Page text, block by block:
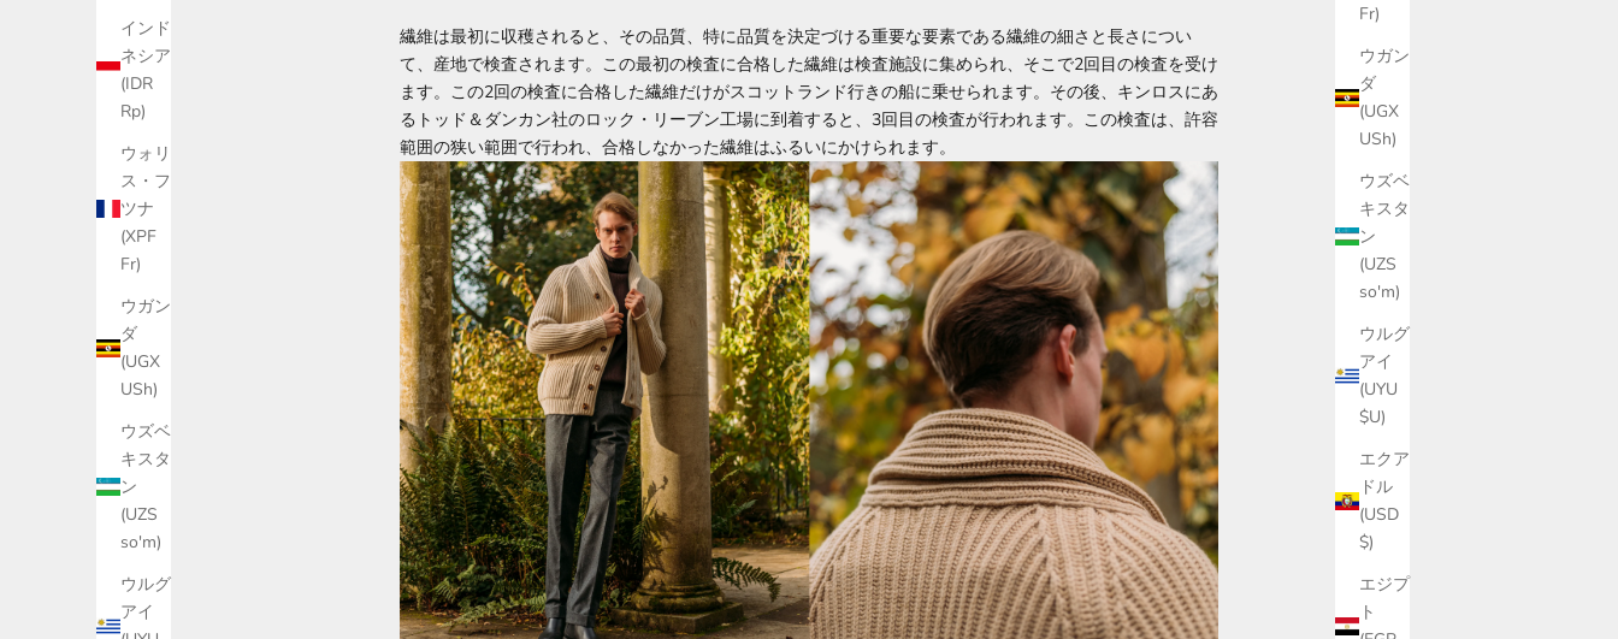
Fr)
ウガン
ダ
(UGX
USh)
ウズベ
キスタ
ン
(UZS
so'm)
ウルグ
アイ
(UYU
$U)
エクア
ドル
(USD
$)
エジプ
ト
インド
ネシア
(IDR
Rp)
ウォリ
ス・フ
ツナ
(XPF
Fr)
ウガン
ダ
(UGX
USh)
ウズベ
キスタ
ン
(UZS
so'm)
ウルグ
アイ
繊維は最初に収穫されると、その品質、特に品質を決定づける重要な要素である繊維の細さと長さについ
て、産地で検査されます。この最初の検査に合格した繊維は検査施設に集められ、そこで2回目の検査を受け
ます。この2回の検査に合格した繊維だけがスコットランド行きの船に乗せられます。その後、キンロスにあ
るトッド＆ダンカン社のロック・リーブン工場に到着すると、3回目の検査が行われます。この検査は、許容
範囲の狭い範囲で行われ、合格しなかった繊維はふるいにかけられます。